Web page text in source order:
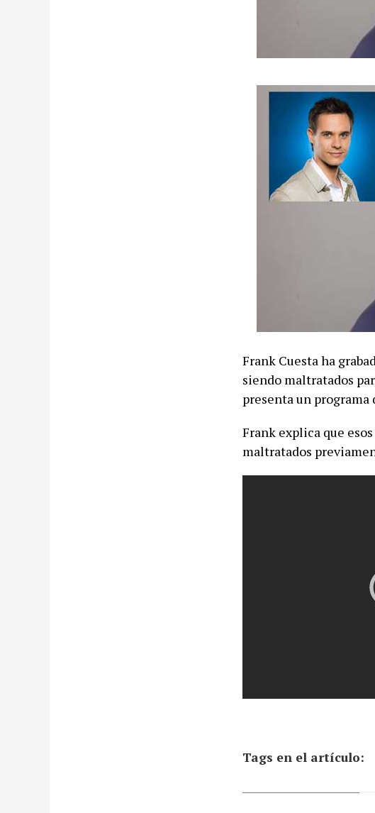
Frank Cuesta ha
siendo maltratados
presenta un programa
Frank explica que
maltratados
Tags en el artículo: